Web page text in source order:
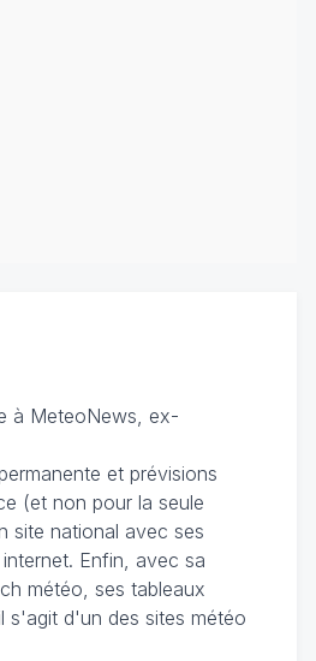
à MeteoNews, ex-
et prévisions
(et non pour la seule
site national avec ses
Enfin, avec sa
météo, ses tableaux
s'agit d'un des sites météo